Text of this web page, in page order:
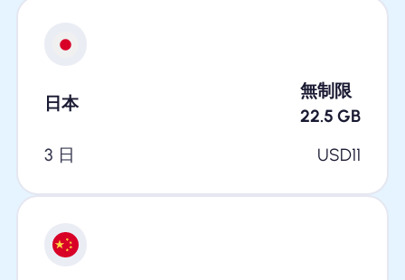
日本
無制限
22.5 GB
3 日
USD11